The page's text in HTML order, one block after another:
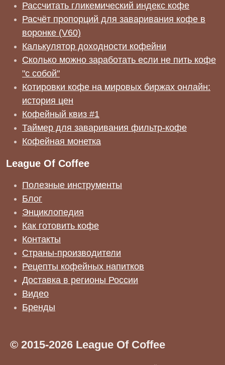
Рассчитать гликемический индекс кофе
Расчёт пропорций для заваривания кофе в
воронке (V60)
Калькулятор доходности кофейни
Сколько можно заработать если не пить кофе
"с собой"
Котировки кофе на мировых биржах онлайн:
история цен
Кофейный квиз #1
Таймер для заваривания фильтр-кофе
Кофейная монетка
League Of Coffee
Полезные инструменты
Блог
Энциклопедия
Как готовить кофе
Контакты
Страны-производители
Рецепты кофейных напитков
Доставка в регионы России
Видео
Бренды
© 2015-2026 League Of Coffee